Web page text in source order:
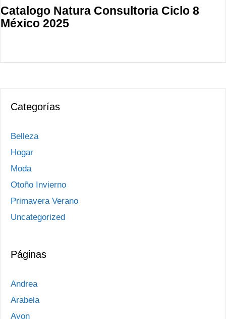
Catalogo Natura Consultoria Ciclo 8
México 2025
Categorías
Belleza
Hogar
Moda
Otoño Invierno
Primavera Verano
Uncategorized
Páginas
Andrea
Arabela
Avon